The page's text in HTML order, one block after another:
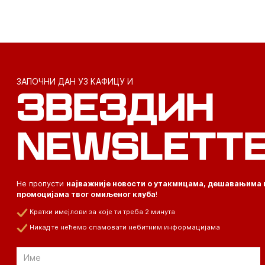
ЗАПОЧНИ ДАН УЗ КАФИЦУ И
ЗВЕЗДИН
Не пропусти најважније новости о утакмицама, дешавањима
промоцијама твог омиљеног клуба!
Кратки имејлови за које ти треба 2 минута
Никад те нећемо спамовати небитним информацијама
Email